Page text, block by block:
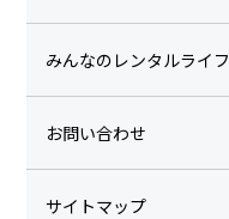
みんなのレンタルライフ
お問い合わせ
サイトマップ